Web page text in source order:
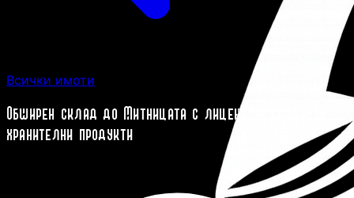
Всички имоти
Обширен склад до Митницата с лиценз за склад за
хранителни продукти